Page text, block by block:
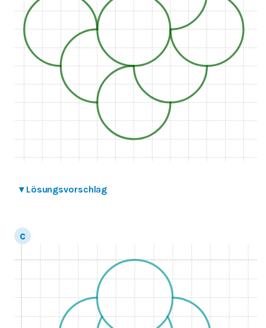
▾ Lösungsvorschlag